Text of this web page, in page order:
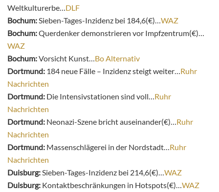
Weltkulturerbe… DLF
Bochum: Sieben-Tages-Inzidenz bei 184,6(€)… WAZ
Bochum:Querdenker demonstrieren vor Impfzentrum(€)…
WAZ
Bochum:Vorsicht Kunst… Bo Alternativ
Dortmund: 184 neue Fälle – Inzidenz steigt weiter… Ruhr
Nachrichten
Dortmund: Die Intensivstationen sind voll… Ruhr
Nachrichten
Dortmund: Neonazi-Szene bricht auseinander(€)… Ruhr
Nachrichten
Dortmund: Massenschlägerei in der Nordstadt… Ruhr
Nachrichten
Duisburg: Sieben-Tages-Inzidenz bei 214,6(€)… WAZ
Duisburg: Kontaktbeschränkungen in Hotspots(€)… WAZ